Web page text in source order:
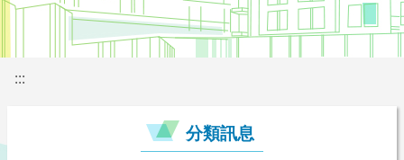
:::
分類訊息